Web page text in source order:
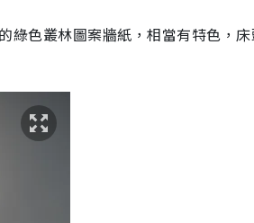
綠色叢林圖案牆紙，相當有特色，